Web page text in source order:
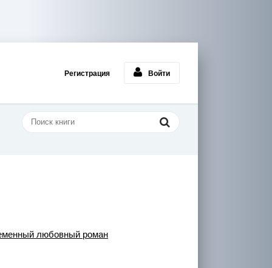
Регистрация Войти
любовный роман